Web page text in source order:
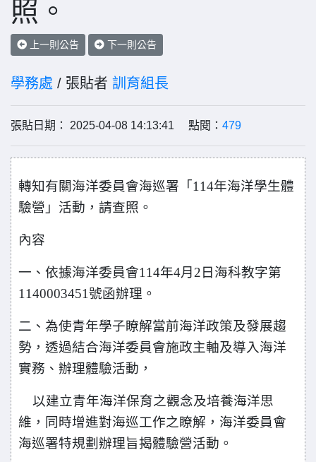
照。
上一則公告 下一則公告
學務處 / 張貼者 訓育組長
張貼日期： 2025-04-08 14:13:41 點閱： 479
轉知有關海洋委員會海巡署「114年海洋學生體
驗營」活動，請查照。
內容
一、依據海洋委員會114年4月2日海科教字第
1140003451號函辦理。
二、為使青年學子瞭解當前海洋政策及發展趨
勢，透過結合海洋委員會施政主軸及導入海洋
實務、辦理體驗活動，
以建立青年海洋保育之觀念及培養海洋思
維，同時增進對海巡工作之瞭解，海洋委員會
海巡署特規劃辦理旨揭體驗營活動。